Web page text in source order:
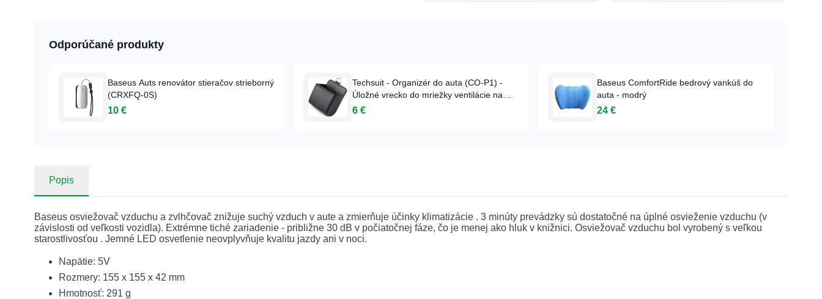
Odporúčané produkty
Baseus Auts renovátor stieračov strieborný
(CRXFQ-0S)
10 €
Techsuit - Organizér do auta (CO-P1) -
Úložné vrecko do mriežky ventilácie na
drobnosti - Čierny
6 €
Baseus ComfortRide bedrový vankúš do
auta - modrý
24 €
Popis
Baseus osviežovač vzduchu a zvlhčovač znižuje suchý vzduch v aute a zmierňuje účinky klimatizácie . 3 minúty prevádzky sú dostatočné na úplné osvieženie vzduchu (v
závislosti od veľkosti vozidla). Extrémne tiché zariadenie - približne 30 dB v počiatočnej fáze, čo je menej ako hluk v knižnici. Osviežovač vzduchu bol vyrobený s veľkou
starostlivosťou . Jemné LED osvetlenie neovplyvňuje kvalitu jazdy ani v noci.
Napätie: 5V
Rozmery: 155 x 155 x 42 mm
Hmotnosť: 291 g